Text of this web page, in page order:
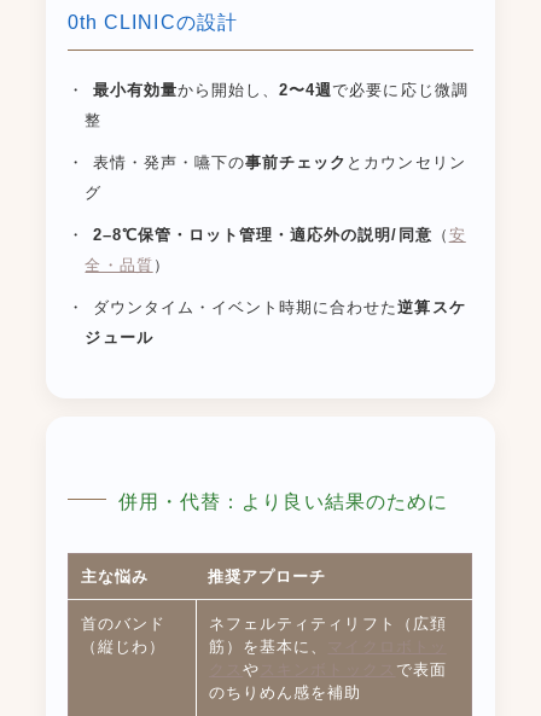
0th CLINICの設計
最小有効量から開始し、2〜4週で必要に応じ微調
整
表情・発声・嚥下の事前チェック とカウンセリン
グ
2–8℃保管・ロット管理・適応外の説明/同意 （ 安
全・品質 ）
ダウンタイム・イベント時期に合わせた逆算スケ
ジュール
併用・代替：より良い結果のために
主な悩み 推奨アプローチ
首のバンド
（縦じわ）
ネフェルティティリフト（広頚
筋）を基本に、
クスや
で表面
のちりめん感を補助